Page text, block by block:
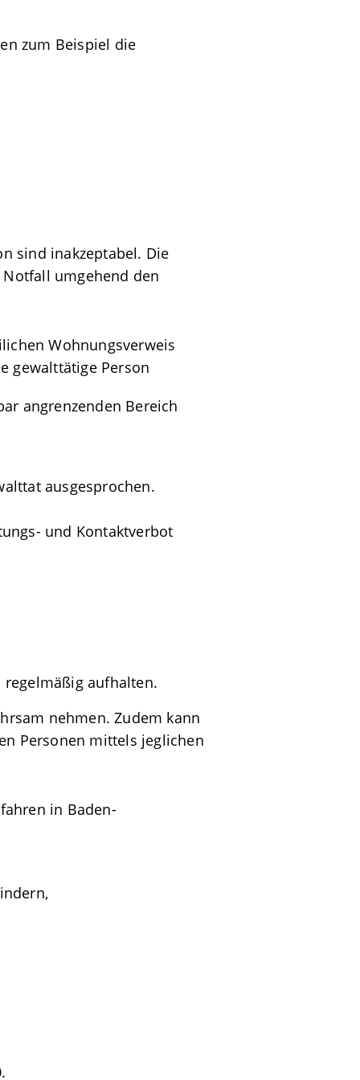
zum Beispiel die
sind inakzeptabel. Die
umgehend den
Wohnungsverweis
gewalttätige Person
angrenzenden Bereich
ausgesprochen.
und Kontaktverbot
regelmäßig aufhalten.
nehmen. Zudem kann
Personen mittels jeglichen
in Baden-